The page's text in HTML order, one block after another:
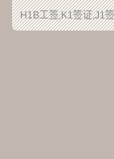
H1B工签,K1签证,J1